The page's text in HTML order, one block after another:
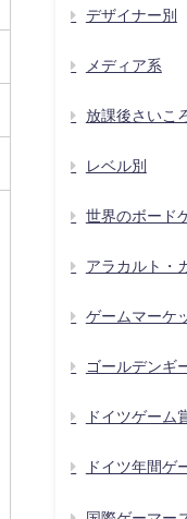
デザイナー別
メディア系
放課後さいこ
レベル別
世界のボード
アラカルト・
ゲームマーケ
ゴールデンギ
ドイツゲーム
ドイツ年間ゲ